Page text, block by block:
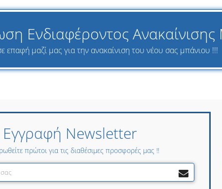
Ενδιαφέροντος
επαφή μαζί μας για την ανακαίνιση του νέου σας μπάνιου !!!
Εγγραφή Newsletter
πρώτοι για τις διαθέσιμες προσφορές μας !!